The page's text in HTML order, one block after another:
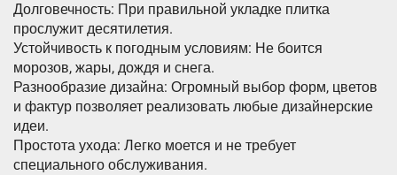
Долговечность: При правильной укладке плитка
прослужит десятилетия.
Устойчивость к погодным условиям: Не боится
морозов, жары, дождя и снега.
Разнообразие дизайна: Огромный выбор форм, цветов
и фактур позволяет реализовать любые дизайнерские
идеи.
Простота ухода: Легко моется и не требует
специального обслуживания.